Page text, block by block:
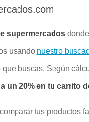
supermercadosdonde
usando nuestro
buscas. Según
un 20% en tu carrito
tus productos